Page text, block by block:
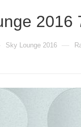
2016
Sky Lounge 2016 —